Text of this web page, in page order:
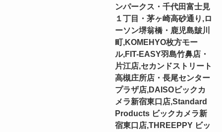
ンパークス・千代田富士見
１丁目・茅ヶ崎高砂通り,ロ
ーソン堺翁橋・鹿児島皷川
町,KOMEHYO枚方モー
ル,FIT-EASY羽島竹鼻店・
片江店,セカンドストリート
高槻庄所店・長尾センター
プラザ店,DAISOビックカ
メラ新宿東口店,Standard
Products ビックカメラ新
宿東口店,THREEPPY ビッ